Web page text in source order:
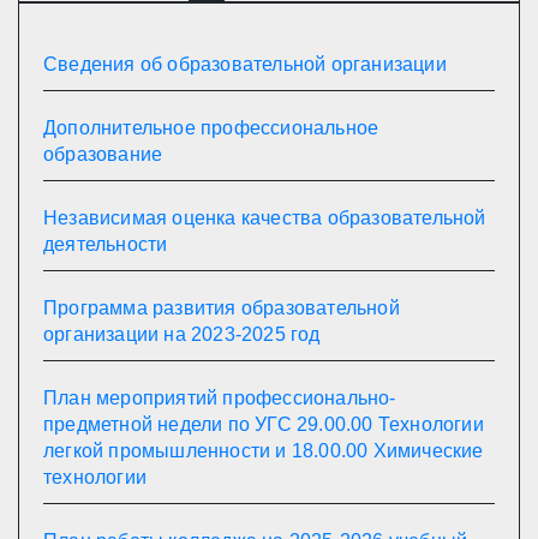
Сведения об образовательной организации
Дополнительное профессиональное
образование
Независимая оценка качества образовательной
деятельности
Программа развития образовательной
организации на 2023-2025 год
План мероприятий профессионально-
предметной недели по УГС 29.00.00 Технологии
легкой промышленности и 18.00.00 Химические
технологии